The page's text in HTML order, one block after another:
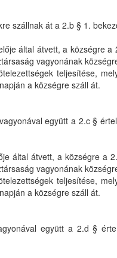
szállnak át a 2.b § 1.
által átvett, a községre
vagyonának
teljesítése,
a községre száll át.
együtt a 2.c §
által átvett, a községre a
vagyonának
teljesítése,
a községre száll át.
együtt a 2.d §